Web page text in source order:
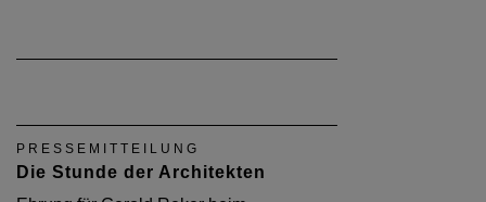
PRESSEMITTEILUNG
Die Stunde der Architekten